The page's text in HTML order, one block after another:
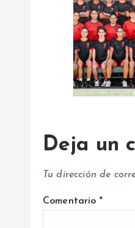
a
d
a
Deja un
Tu dirección de
Comentario *